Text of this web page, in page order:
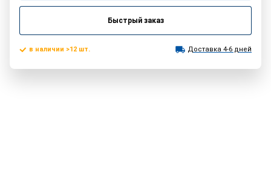
Быстрый заказ
в наличии >12 шт. Доставка 4-6 дней